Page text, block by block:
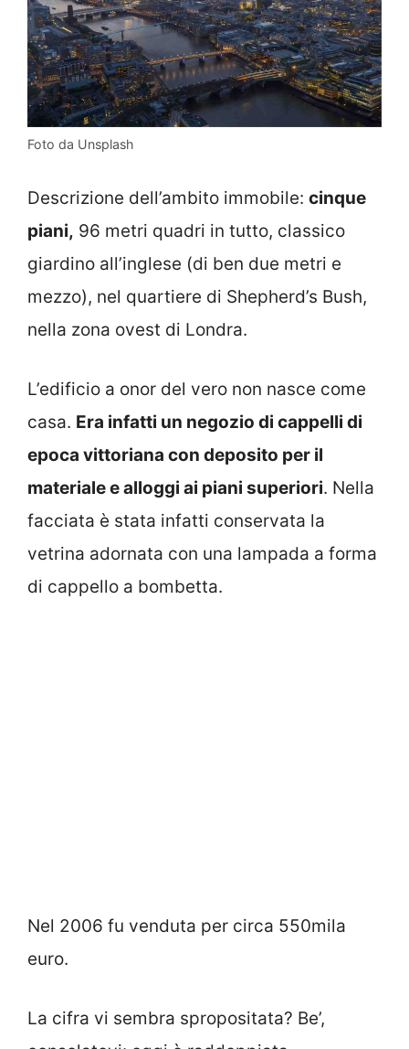
Foto da Unsplash
Descrizione dell’ambito immobile: cinque
piani, 96 metri quadri in tutto, classico
giardino all’inglese (di ben due metri e
mezzo), nel quartiere di Shepherd’s Bush,
nella zona ovest di Londra.
L’edificio a onor del vero non nasce come
casa. Era infatti un negozio di cappelli di
epoca vittoriana con deposito per il
materiale e alloggi ai piani superiori. Nella
facciata è stata infatti conservata la
vetrina adornata con una lampada a forma
di cappello a bombetta.
Nel 2006 fu venduta per circa 550mila
euro.
La cifra vi sembra spropositata? Be’,